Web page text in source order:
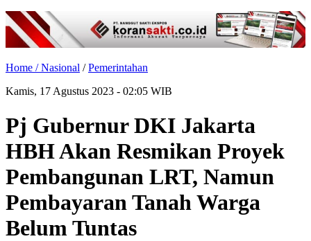
Home /Nasional /Pemerintahan
Kamis, 17 Agustus 2023 - 02:05 WIB
Pj Gubernur DKI Jakarta
HBH Akan Resmikan Proyek
Pembangunan LRT, Namun
Pembayaran Tanah Warga
Belum Tuntas